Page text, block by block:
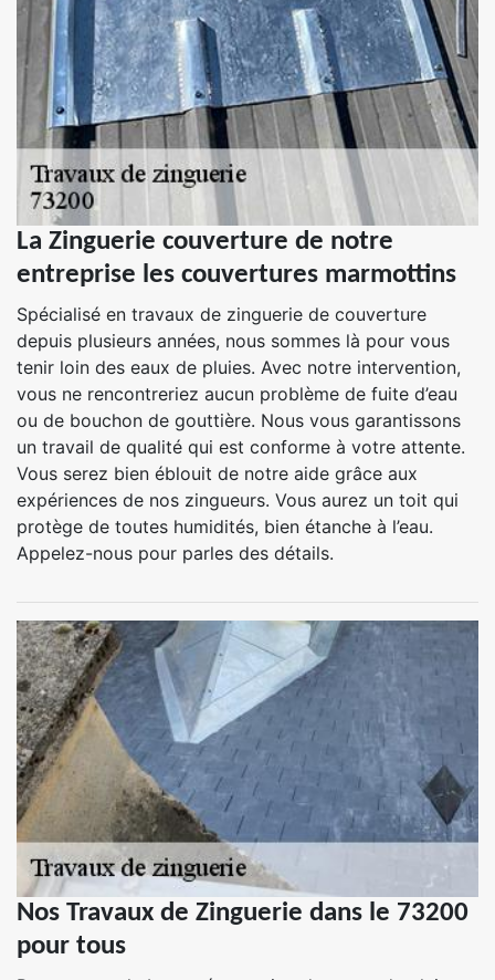
La Zinguerie couverture de notre
entreprise les couvertures marmottins
Spécialisé en travaux de zinguerie de couverture
depuis plusieurs années, nous sommes là pour vous
tenir loin des eaux de pluies. Avec notre intervention,
vous ne rencontreriez aucun problème de fuite d’eau
ou de bouchon de gouttière. Nous vous garantissons
un travail de qualité qui est conforme à votre attente.
Vous serez bien éblouit de notre aide grâce aux
expériences de nos zingueurs. Vous aurez un toit qui
protège de toutes humidités, bien étanche à l’eau.
Appelez-nous pour parles des détails.
Nos Travaux de Zinguerie dans le 73200
pour tous